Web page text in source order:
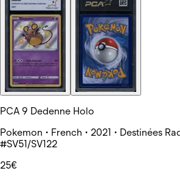
PCA 9 Dedenne Holo
Pokemon • French • 2021 • Destinées
#SV51/SV122
25€